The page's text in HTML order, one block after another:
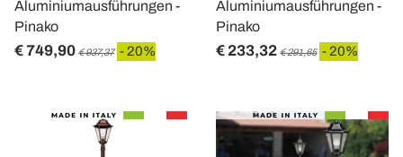
Aluminiumausführungen -
Pinako
€ 749,90 € 937,37 - 20%
Aluminiumausführungen -
Pinako
€ 233,32 € 291,65 - 20%